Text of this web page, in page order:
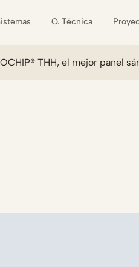
O. Técnica
THH, el mejor panel